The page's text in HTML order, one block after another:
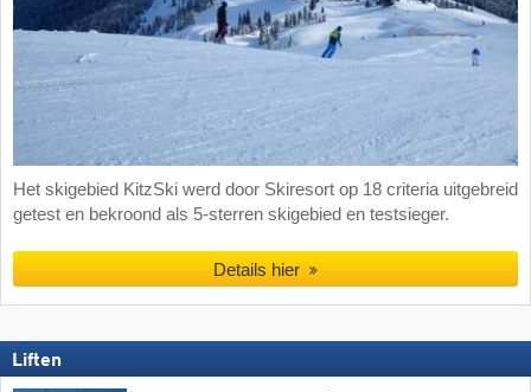
Het skigebied KitzSki werd door Skiresort op 18 criteria uitgebreid
getest en bekroond als 5-sterren skigebied en testsieger.
Details hier
Liften